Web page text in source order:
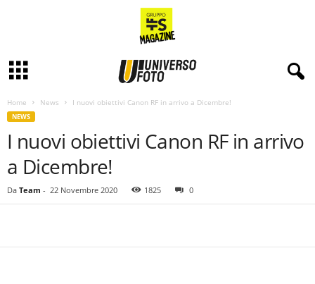
Home News I nuovi obiettivi Canon RF in arrivo a Dicembre!
NEWS
I nuovi obiettivi Canon RF in arrivo
a Dicembre!
Da Team - 22 Novembre 2020 1825 0